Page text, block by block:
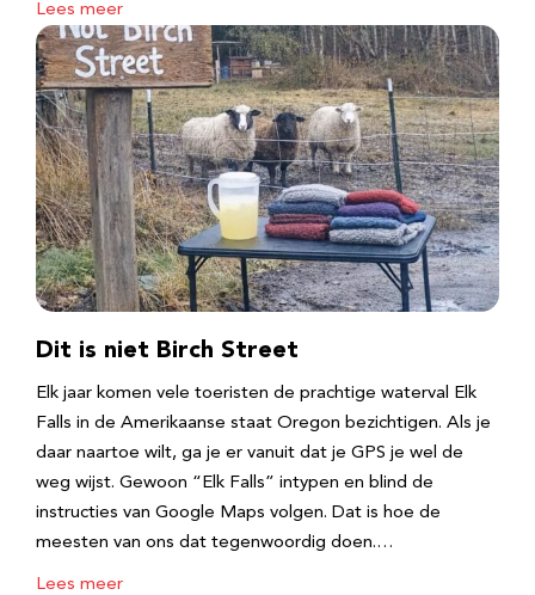
Lees meer
Dit is niet Birch Street
Elk jaar komen vele toeristen de prachtige waterval Elk
Falls in de Amerikaanse staat Oregon bezichtigen. Als je
daar naartoe wilt, ga je er vanuit dat je GPS je wel de
weg wijst. Gewoon “Elk Falls” intypen en blind de
instructies van Google Maps volgen. Dat is hoe de
meesten van ons dat tegenwoordig doen.…
Lees meer